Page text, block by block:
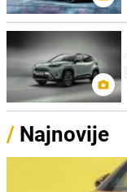
/ Najnovije